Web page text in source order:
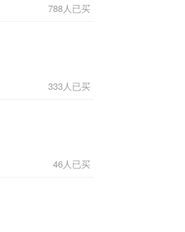
788人已买
333人已买
46人已买